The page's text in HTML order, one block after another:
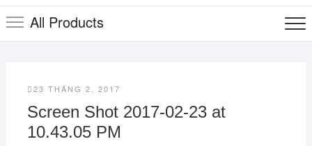
All Products
23 THÁNG 2, 2017
Screen Shot 2017-02-23 at
10.43.05 PM